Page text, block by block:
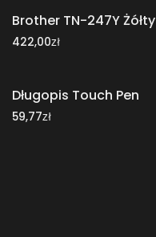
Brother TN-247Y Żółty
422,00zł
Długopis Touch Pen
59,77zł